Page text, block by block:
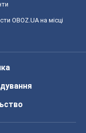
OBOZ.UA на місці